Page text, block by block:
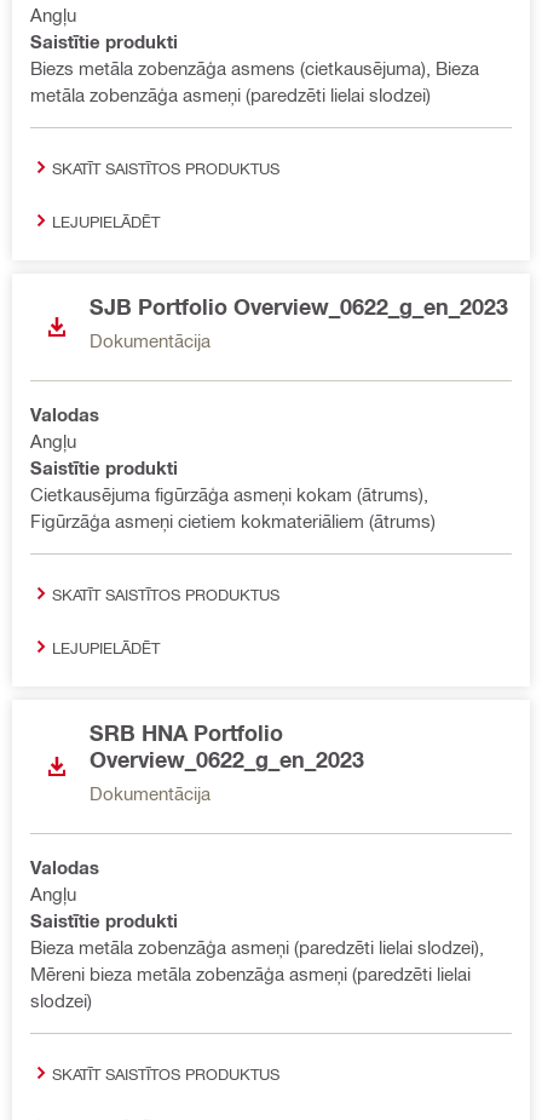
Angļu
Saistītie produkti
Biezs metāla zobenzāģa asmens (cietkausējuma), Bieza
metāla zobenzāģa asmeņi (paredzēti lielai slodzei)
SKATĪT SAISTĪTOS PRODUKTUS
LEJUPIELĀDĒT
SJB Portfolio Overview_0622_g_en_2023
Dokumentācija
Valodas
Angļu
Saistītie produkti
Cietkausējuma figūrzāģa asmeņi kokam (ātrums),
Figūrzāģa asmeņi cietiem kokmateriāliem (ātrums)
SKATĪT SAISTĪTOS PRODUKTUS
LEJUPIELĀDĒT
SRB HNA Portfolio
Overview_0622_g_en_2023
Dokumentācija
Valodas
Angļu
Saistītie produkti
Bieza metāla zobenzāģa asmeņi (paredzēti lielai slodzei),
Mēreni bieza metāla zobenzāģa asmeņi (paredzēti lielai
slodzei)
SKATĪT SAISTĪTOS PRODUKTUS